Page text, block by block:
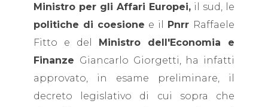
Ministro per gli Affari Europei, il sud, le
politiche di coesione e il Pnrr Raffaele
Fitto e del Ministro dell'Economia e
Finanze Giancarlo Giorgetti, ha infatti
approvato, in esame preliminare, il
decreto legislativo di cui sopra che